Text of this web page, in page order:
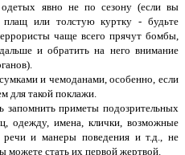
одетых явно не по се­зону (если вы
плащ или толстую куртку - будьте
чаще всего прячут бомбы,
и обра­тить на него внимание
и чемоданами, особенно, если
для такой поклажи.
запомнить приметы подозрительных
одежду, имена, клички, возможные
и манеры поведения и т.д., не
можете стать их первой жертвой.